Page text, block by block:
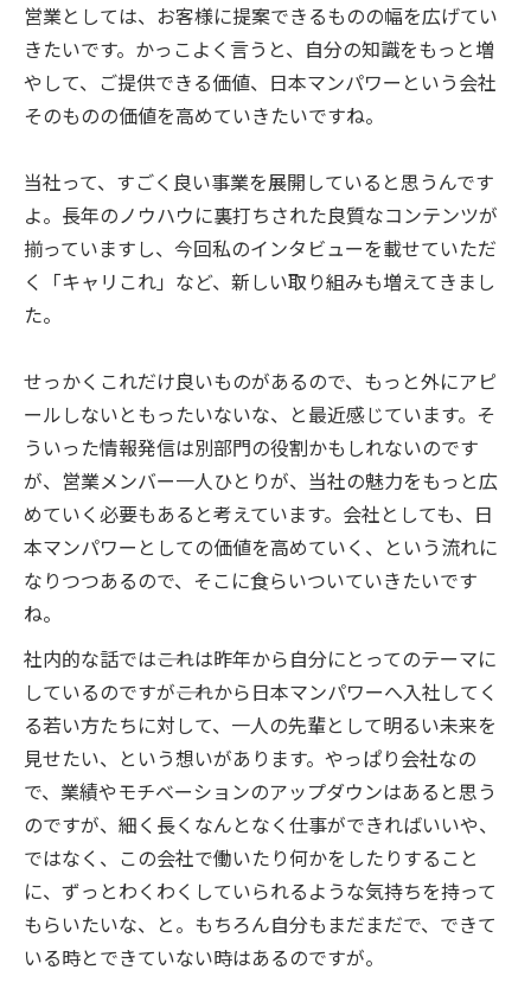
営業としては、お客様に提案できるものの幅を広げてい
きたいです。かっこよく言うと、自分の知識をもっと増
やして、ご提供できる価値、日本マンパワーという会社
そのものの価値を高めていきたいですね。
当社って、すごく良い事業を展開していると思うんです
よ。長年のノウハウに裏打ちされた良質なコンテンツが
揃っていますし、今回私のインタビューを載せていただ
く「キャリこれ」など、新しい取り組みも増えてきまし
た。
せっかくこれだけ良いものがあるので、もっと外にアピ
ールしないともったいないな、と最近感じています。そ
ういった情報発信は別部門の役割かもしれないのです
が、営業メンバー一人ひとりが、当社の魅力をもっと広
めていく必要もあると考えています。会社としても、日
本マンパワーとしての価値を高めていく、という流れに
なりつつあるので、そこに食らいついていきたいです
ね。
社内的な話では――これは昨年から自分にとってのテーマに
しているのですが――これから日本マンパワーへ入社してく
る若い方たちに対して、一人の先輩として明るい未来を
見せたい、という想いがあります。やっぱり会社なの
で、業績やモチベーションのアップダウンはあると思う
のですが、細く長くなんとなく仕事ができればいいや、
ではなく、この会社で働いたり何かをしたりすること
に、ずっとわくわくしていられるような気持ちを持って
もらいたいな、と。もちろん自分もまだまだで、できて
いる時とできていない時はあるのですが。